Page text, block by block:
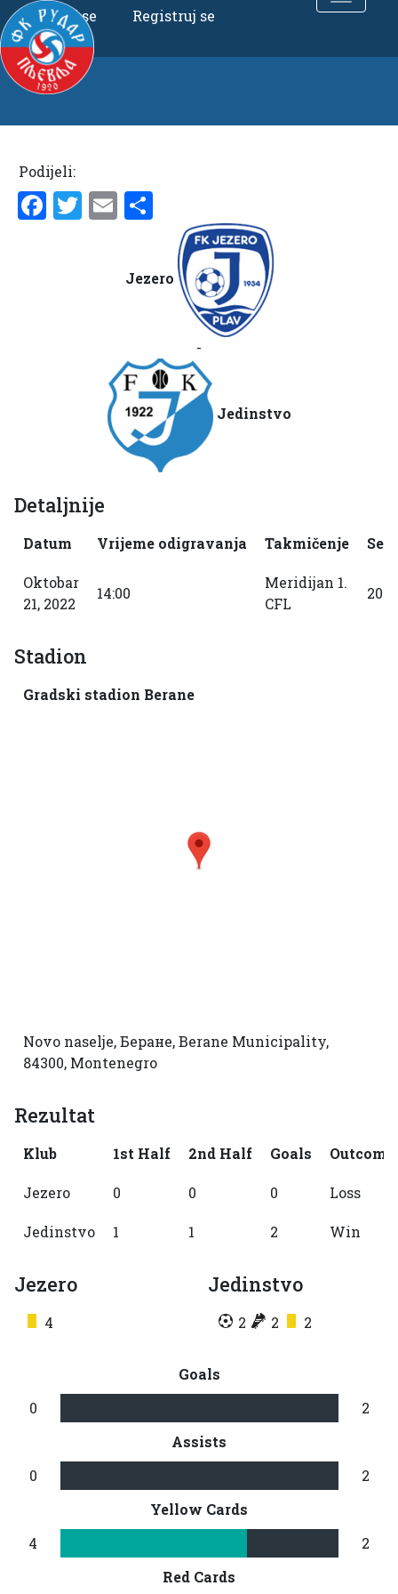
Uloguj se Registruj se
Podijeli:
Facebook
Twitter
Email
Jezero
-
Jedinstvo
Detaljnije
Datum Vrijeme odigravanja Takmičenje
Oktobar
21, 2022
14:00
Meridijan 1.
CFL
Stadion
Gradski stadion Berane
Novo naselje, Беране, Berane Municipality,
84300, Montenegro
Rezultat
Klub 1st Half 2nd Half Goals Outcome
Jezero 0 0 0 Loss
Jedinstvo 1 1 2 Win
Jezero
4
Jedinstvo
2 2 2
Goals
0
2
Assists
0
2
Yellow Cards
4
2
Red Cards